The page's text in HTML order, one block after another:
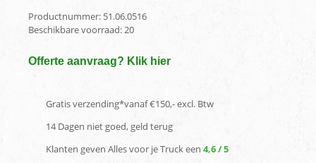
Productnummer: 51.06.0516
Beschikbare voorraad:20
Offerte aanvraag? Klik hier
Gratis verzending*vanaf €150,- excl. Btw
14 Dagen niet goed, geld terug
Klanten geven Alles voor je Truck een 4,6 / 5